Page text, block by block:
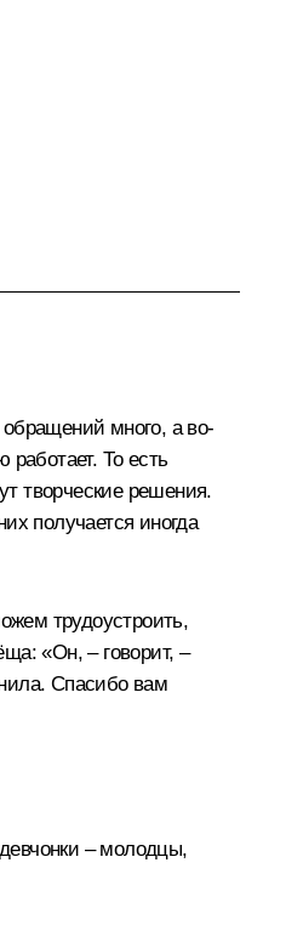
много, а во-
То есть
творческие решения.
получается иногда
трудоустроить,
«Он, – говорит, –
Спасибо вам
– молодцы,